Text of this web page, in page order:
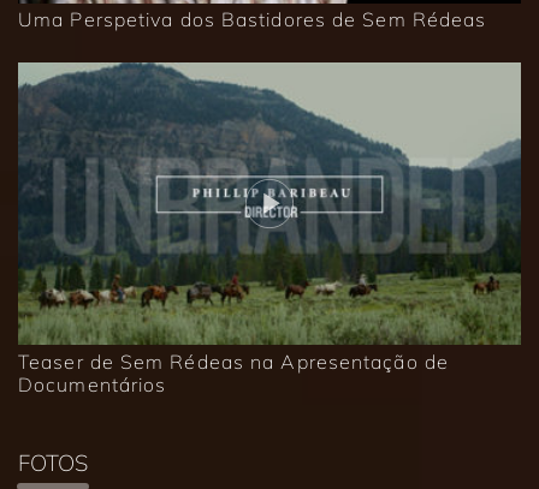
Uma Perspetiva dos Bastidores de Sem Rédeas
Teaser de Sem Rédeas na Apresentação de
Documentários
FOTOS